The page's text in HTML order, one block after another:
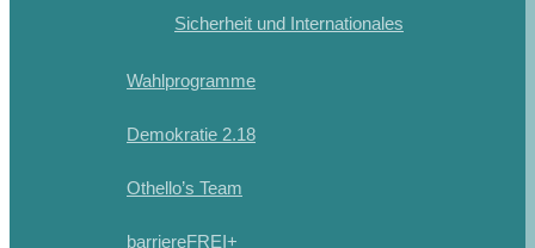
Sicherheit und Internationales
Wahlprogramme
Demokratie 2.18
Othello’s Team
barriereFREI+